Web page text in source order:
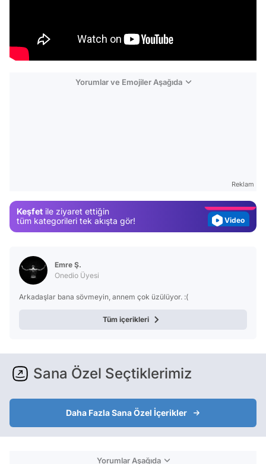
Yorumlar ve Emojiler Aşağıda
Reklam
Keşfet ile ziyaret ettiğin
tüm kategorileri tek akışta gör!
Video
Emre Ş.
Onedio Üyesi
Arkadaşlar bana sövmeyin, annem çok üzülüyor. :(
Tüm içerikleri
Sana Özel Seçtiklerimiz
Daha Fazla Sana Özel İçerikler
Yorumlar Aşağıda